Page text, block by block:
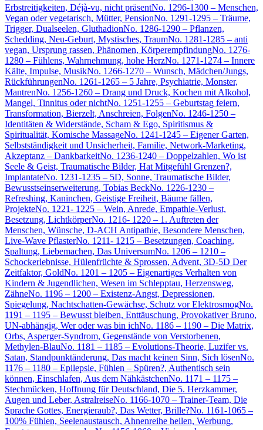
Erbstreitigkeiten, Déjà-vu, nicht präsentNo. 1296-1300 – Menschen,
Vegan oder vegetarisch, Mütter, PensionNo. 1291-1295 – Träume,
Trigger, Dualseelen, GluthadionNo. 1286-1290 – Pflanzen,
Schedding, Neu-Geburt, Mystisches, TraumNo. 1281-1285 – anti
vegan, Ursprung rassen, Phänomen, KörperempfindungNo. 1276-
1280 – Fühlens, Wahrnehmung, hohe HerzNo. 1271-1274 – Innere
Kälte, Impulse, MusikNo. 1266-1270 – Wunsch, Mädchen/Jungs,
RückführungenNo. 1261-1265 – 5 Jahre, Psychiatrie, Monster,
MantrenNo. 1256-1260 – Drang und Druck, Kochen mit Alkohol,
Mangel, Tinnitus oder nichtNo. 1251-1255 – Geburtstag feiern,
Transformation, Bierzelt, Anschreien, FolgenNo. 1246-1250 –
Identitäten & Widerstände, Scham & Ego, Spiritismus &
Spiritualität, Komische MassageNo. 1241-1245 – Eigener Garten,
Selbstständigkeit und Unsicherheit, Familie, Network-Marketing,
Akzeptanz – DankbarkeitNo. 1236-1240 – Doppelzahlen, Wo ist
Seele & Geist, Traumatische Bilder, Hat Mitgefühl Grenzen?,
ImplantateNo. 1231-1235 – 5D, Sonne, Traumatische Bilder,
Bewusstseinserweiterung, Tobias BeckNo. 1226-1230 –
Refreshing, Kaninchen, Geistige Freiheit, Bäume fällen,
ProjekteNo. 1221- 1225 – Wein, Anrede, Empathie-Verlust,
Besetzung, LichtkörperNo. 1216- 1220 – 1. Auftreten der
Menschen, Wünsche, D-ACH Antipathie, Besondere Menschen,
Live-Wave PflasterNo. 1211- 1215 – Besetzungen, Coaching,
Spaltung, Liebemachen, Das UniversumNo. 1206 – 1210 –
Schockerlebnisse, Hülenfrüchte & Sprossen, Advent, 3D-5D Der
Zeitfaktor, GoldNo. 1201 – 1205 – Eigenartiges Verhalten von
Kindern & Jugendlichen, Wesen im Schlepptau, Herzensweg,
ZähneNo. 1196 – 1200 – Existenz-Angst, Depressionen,
Spiegelung, Nachtschatten-Gewächse, Schutz vor ElektrosmogNo.
1191 – 1195 – Bewusst bleiben, Enttäuschung, Provokativer Bruno,
UN-abhängig, Wer oder was bin ichNo. 1186 – 1190 – Die Matrix,
Orbs, Asperger-Syndrom, Gegenstände von Verstorbenen,
Methylen-BlauNo. 1181 – 1185 – Evolutions-Theorie, Luzifer vs.
Satan, Standpunktänderung, Das macht keinen Sinn, Sich lösenNo.
1176 – 1180 – Epilepsie, Fühlen – Spüren?, Authentisch sein
können, Einschlafen, Aus dem NähkästchenNo. 1171 – 1175 –
Stechmücken, Hoffnung für Deutschland, Die 5. Herzkammer,
Augen und Leber, AstralreiseNo. 1166-1070 – Trainer-Team, Die
Sprache Gottes, Energieraub?, Das Wetter, Brille?No. 1161-1065 –
100% Fühlen, Seelenaustausch, Ahnenreihe heilen, Werbung,